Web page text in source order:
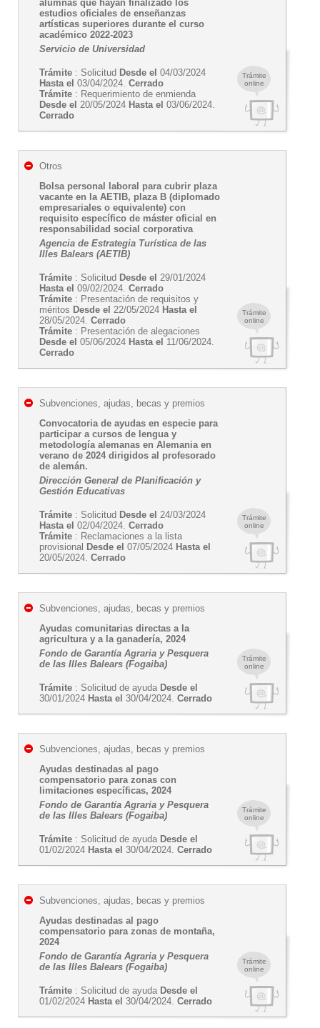
Trámite
online
alumnas que hayan finalizado los
estudios oficiales de enseñanzas
artísticas superiores durante el curso
académico 2022-2023
Servicio de Universidad
Trámite : Solicitud Desde el 04/03/2024
Hasta el 03/04/2024. Cerrado
Trámite : Requerimiento de enmienda
Desde el 20/05/2024 Hasta el 03/06/2024.
Cerrado
Trámite
online
Otros
Bolsa personal laboral para cubrir plaza
vacante en la AETIB, plaza B (diplomado
empresariales o equivalente) con
requisito específico de máster oficial en
responsabilidad social corporativa
Agencia de Estrategia Turística de las
Illes Balears (AETIB)
Trámite : Solicitud Desde el 29/01/2024
Hasta el 09/02/2024. Cerrado
Trámite : Presentación de requisitos y
méritos Desde el 22/05/2024 Hasta el
28/05/2024. Cerrado
Trámite : Presentación de alegaciones
Desde el 05/06/2024 Hasta el 11/06/2024.
Cerrado
Trámite
online
Subvenciones, ajudas, becas y premios
Convocatoria de ayudas en especie para
participar a cursos de lengua y
metodología alemanas en Alemania en
verano de 2024 dirigidos al profesorado
de alemán.
Dirección General de Planificación y
Gestión Educativas
Trámite : Solicitud Desde el 24/03/2024
Hasta el 02/04/2024. Cerrado
Trámite : Reclamaciones a la lista
provisional Desde el 07/05/2024 Hasta el
20/05/2024. Cerrado
Trámite
online
Subvenciones, ajudas, becas y premios
Ayudas comunitarias directas a la
agricultura y a la ganadería, 2024
Fondo de Garantía Agraria y Pesquera
de las Illes Balears (Fogaiba)
Trámite : Solicitud de ayuda Desde el
30/01/2024 Hasta el 30/04/2024. Cerrado
Trámite
online
Subvenciones, ajudas, becas y premios
Ayudas destinadas al pago
compensatorio para zonas con
limitaciones específicas, 2024
Fondo de Garantía Agraria y Pesquera
de las Illes Balears (Fogaiba)
Trámite : Solicitud de ayuda Desde el
01/02/2024 Hasta el 30/04/2024. Cerrado
Trámite
online
Subvenciones, ajudas, becas y premios
Ayudas destinadas al pago
compensatorio para zonas de montaña,
2024
Fondo de Garantía Agraria y Pesquera
de las Illes Balears (Fogaiba)
Trámite : Solicitud de ayuda Desde el
01/02/2024 Hasta el 30/04/2024. Cerrado